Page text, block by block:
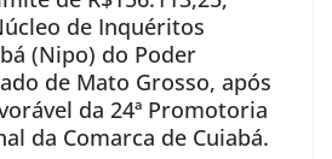
de Inquéritos
(Nipo) do Poder
de Mato Grosso, após
da 24ª Promotoria
da Comarca de Cuiabá.